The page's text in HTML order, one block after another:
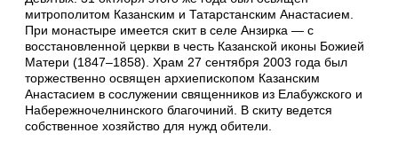
митрополитом Казанским и Татарстанским Анастасием.
При монастыре имеется скит в селе Анзирка — с
восстановленной церкви в честь Казанской иконы Божией
Матери (1847–1858). Храм 27 сентября 2003 года был
торжественно освящен архиепископом Казанским
Анастасием в сослужении священников из Елабужского и
Набережночелнинского благочиний. В скиту ведется
собственное хозяйство для нужд обители.